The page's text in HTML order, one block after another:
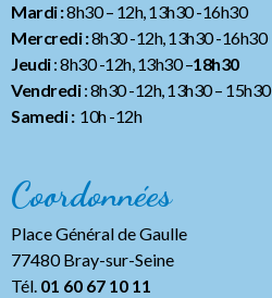
Mardi :8h30 – 12h, 13h30 -16h30
Mercredi :8h30 -12h, 13h30 -16h30
Jeudi: 8h30 -12h, 13h30 –18h30
Vendredi: 8h30 -12h, 13h30– 15h30
Samedi :10h -12h
Coordonnées
Place Général de Gaulle
77480 Bray-sur-Seine
Tél. 01 60 67 10 11